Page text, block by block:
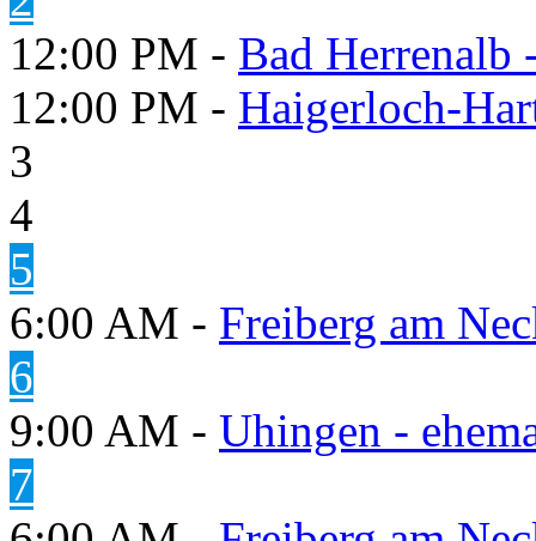
12:00 PM - Bad Herrenalb
12:00 PM - Haigerloch-
3
4
5
6:00 AM - Freiberg am
6
9:00 AM - Uhingen -
7